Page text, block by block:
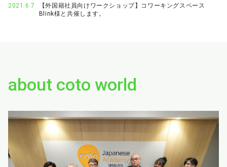
2021.6.7
【外国籍社員向けワークショップ】コワーキングスペース
Blink様と共催します。
about coto world